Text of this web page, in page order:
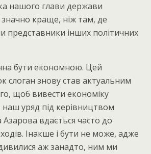
нашого глави держави
краще, ніж там, де
представники інших політичних
бути економною. Цей
слоган знову став актуальним
щоб вивести економіку
наш уряд під керівництвом
вдається часто до
Інакше і бути не може, адже
аж занадто, ним ми